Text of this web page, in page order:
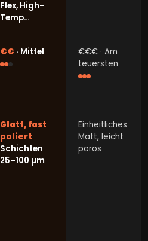
Flex, High-
Temp…
€€ · Mittel
€€€ · Am
teuersten
Glatt, fast
poliert
Schichten
25–100 µm
Einheitliches
Matt, leicht
porös